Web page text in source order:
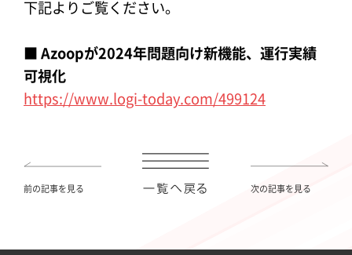
下記よりご覧ください。
■ Azoopが2024年問題向け新機能、運行実績
可視化
https://www.logi-today.com/499124
前の記事を見る 次の記事を見る